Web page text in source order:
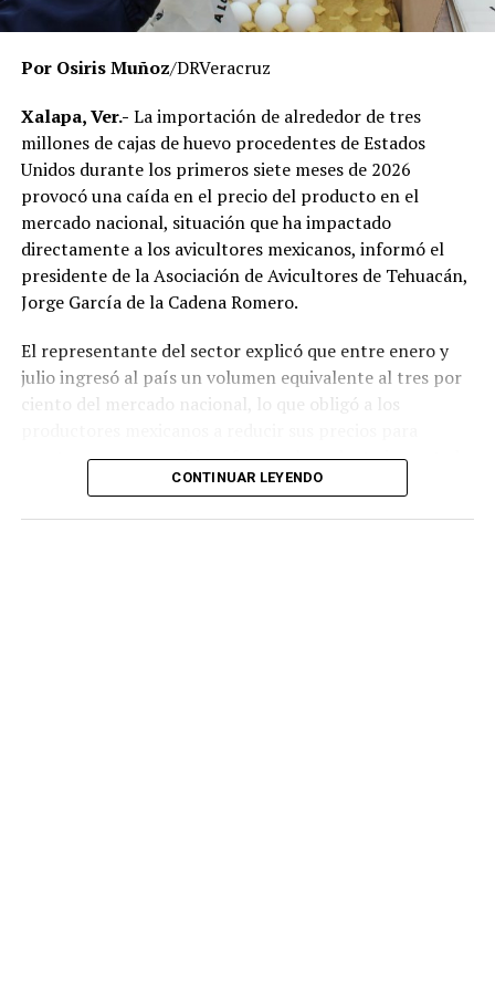
momento no existe una determinación definitiva sobre
responsabilidades individuales.
señalaron que un grupo de profesores ha manifestado
su inconformidad con el proceso de revisión, al
considerar que las investigaciones podrían afectar
intereses al interior de la institución.
De acuerdo con esos testimonios, el grupo identificado
comoMovimiento Estatal UPAV, integrado
públicamente por Verónica Sánchez Ramos, Mauricio
Ivette Lara Barradas, Roberto Ibáñez y Carlos Enrique
Sierra, ha cuestionado las acciones emprendidas por las
autoridades universitarias y estatales.
informado la conclusión de las investigaciones ni la
emisión de sanciones o resoluciones específicas. El
Por Osiris Muñoz/DRVeracruz
Xalapa, Ver.- La importación de alrededor de tres
millones de cajas de huevo procedentes de Estados
Unidos durante los primeros siete meses de 2026
provocó una caída en el precio del producto en el
mercado nacional, situación que ha impactado
directamente a los avicultores mexicanos, informó el
presidente de la Asociación de Avicultores de Tehuacán,
Jorge García de la Cadena Romero.
El representante del sector explicó que entre enero y
julio ingresó al país un volumen equivalente al tres por
ciento del mercado nacional, lo que obligó a los
mantenerse competitivos frente al producto importado.
CONTINUAR LEYENDO